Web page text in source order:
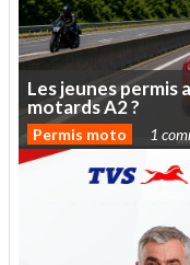
Lesjeunespermis
motardsA2?
Permis moto 1